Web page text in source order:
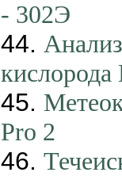
- 302Э
44.
45.
Pro 2
46.